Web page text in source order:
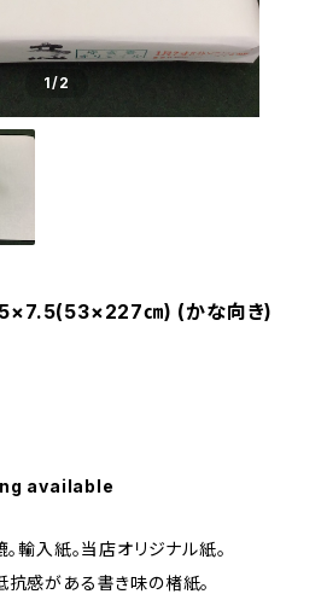
1/2
㎝) (かな向き)
available
輸入紙。当店オリジナル紙。
抗感がある書き味の楮紙。